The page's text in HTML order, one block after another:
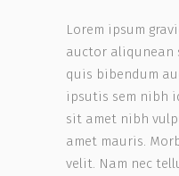
Lorem ipsum
auctor
quis bibendum
ipsutis sem nibh
sit amet nibh
amet mauris.
velit. Nam nec